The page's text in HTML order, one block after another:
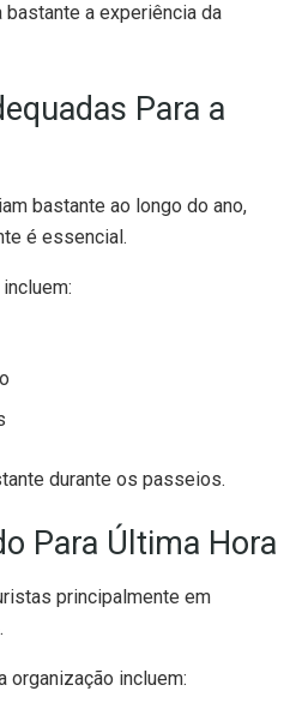
a experiência da
Para a
bastante ao longo do ano,
é essencial.
durante os passeios.
Para Última Hora
principalmente em
incluem: